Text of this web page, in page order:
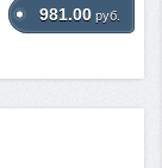
981.00 руб.